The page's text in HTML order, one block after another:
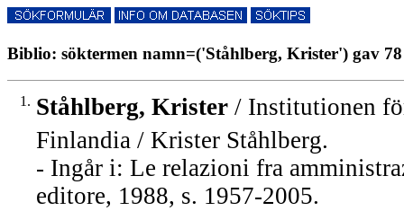
Biblio: söktermen namn=('Ståhlberg, Krister') gav
1. Ståhlberg, Krister / Institutionen
Finlandia / Krister Ståhlberg.
- Ingår i: Le relazioni fra
editore, 1988, s. 1957-2005.